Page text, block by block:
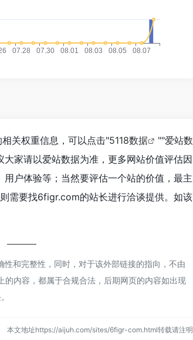
关权重信息，可以点击"5118数据 ""爱站数
家请以爱站数据为准，更多网站价值评估因
户体验等；当然要评估一个站的价值，最主
需要找6figr.com的站长进行洽谈提供。如该
和完整性，同时，对于该外部链接的指向，不由
内容，都属于合规合法，后期网页的内容如出现
本文地址https://aijuh.com/sites/6figr-com.html转载请注明